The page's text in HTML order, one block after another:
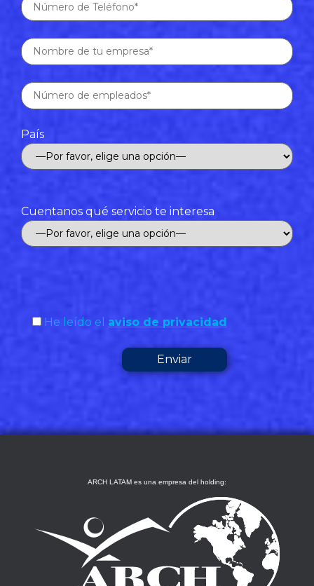
País
Cuentanos qué servicio te interesa
He leído el aviso de privacidad
ARCH LATAM es una empresa del holding: